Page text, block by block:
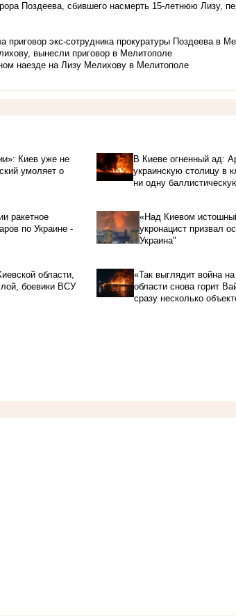
Поздеева, сбившего насмерть 15-летнюю Лизу,
экс-сотрудника прокуратуры Поздеева в
вынесли приговор в Мелитополе
наезде на Лизу Мелихову в Мелитополе
Киев уже не
умоляет о
В Киеве огненный ад:
украинскую столицу в
ни одну
ракетное
по Украине -
«Над Киевом
укронацист призвал
Украина"
области,
боевики ВСУ
«Так выглядит война
области снова горит
сразу несколько